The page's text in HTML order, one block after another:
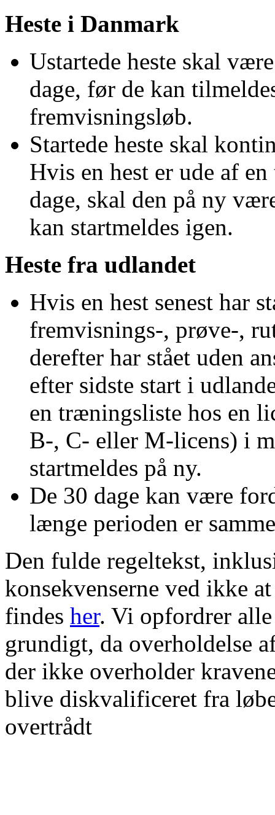
Heste i Danmark
Ustartede heste skal
dage, før de kan
fremvisningsløb.
Startede heste skal
Hvis en hest er ude af
dage, skal den på ny
kan startmeldes igen.
Heste fra udlandet
Hvis en hest senest har
fremvisnings-, prøve-,
derefter har stået uden
efter sidste start i
en træningsliste hos en
B-, C- eller M-licens) i
startmeldes på ny.
De 30 dage kan være
længe perioden er
Den fulde regeltekst,
konsekvenserne ved ikke
findes her. Vi opfordrer
grundigt, da overholdelse
der ikke overholder
blive diskvalificeret fra
overtrådt